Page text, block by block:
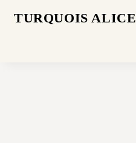
TURQUOIS ALICE